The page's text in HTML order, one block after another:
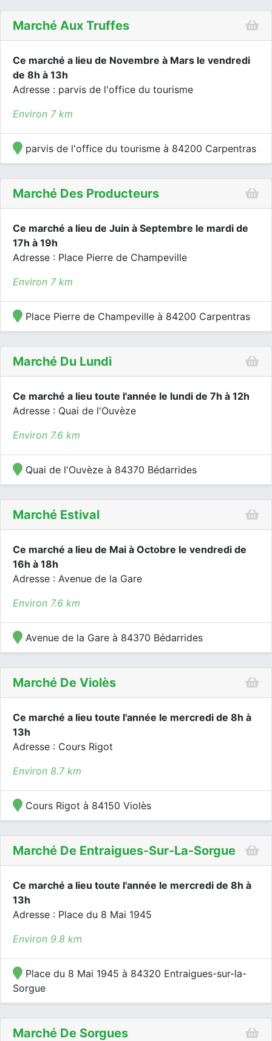
Marché Aux Truffes
Ce marché a lieu de Novembre à Mars le vendredi
de 8h à 13h
Adresse : parvis de l'office du tourisme
Environ 7 km
parvis de l'office du tourisme à 84200 Carpentras
Marché Des Producteurs
Ce marché a lieu de Juin à Septembre le mardi de
17h à 19h
Adresse : Place Pierre de Champeville
Environ 7 km
Place Pierre de Champeville à 84200 Carpentras
Marché Du Lundi
Ce marché a lieu toute l'année le lundi de 7h à 12h
Adresse : Quai de l'Ouvèze
Environ 7.6 km
Quai de l'Ouvèze à 84370 Bédarrides
Marché Estival
Ce marché a lieu de Mai à Octobre le vendredi de
16h à 18h
Adresse : Avenue de la Gare
Environ 7.6 km
Avenue de la Gare à 84370 Bédarrides
Marché De Violès
Ce marché a lieu toute l'année le mercredi de 8h à
13h
Adresse : Cours Rigot
Environ 8.7 km
Cours Rigot à 84150 Violès
Marché De Entraigues-Sur-La-Sorgue
Ce marché a lieu toute l'année le mercredi de 8h à
13h
Adresse : Place du 8 Mai 1945
Environ 9.8 km
Place du 8 Mai 1945 à 84320 Entraigues-sur-la-
Sorgue
Marché De Sorgues